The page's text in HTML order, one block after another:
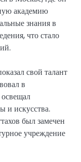
академию
знания в
что стало
свой талант
в
и искусства.
был замечен
учреждение